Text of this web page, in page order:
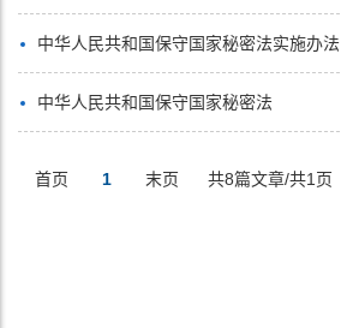
中华人民共和国保守国家秘密法实施办法
中华人民共和国保守国家秘密法
首页 1 末页 共8篇文章/共1页